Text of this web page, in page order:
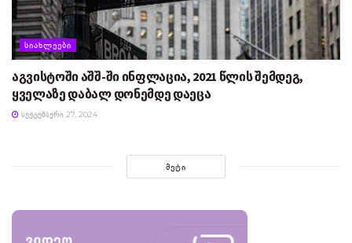
ᲡᲘᲐᲮᲚᲔᲔᲑᲘ
აგვისტოში აშშ-ში ინფლაცია, 2021 წლის შემდეგ,
ყველაზე დაბალ დონემდე დაეცა
ᲡᲔᲥᲢᲔᲛᲑᲔᲠᲘ 27, 2024
ᲛᲔᲢᲘ